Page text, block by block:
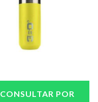
CONSULTAR POR